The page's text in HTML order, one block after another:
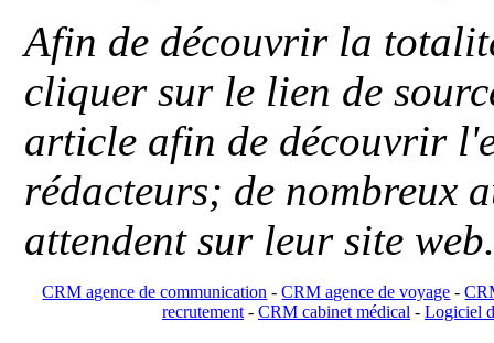
Afin de découvrir la
cliquer sur le lien de
article afin de découvrir
rédacteurs; de nombreux
attendent sur leur site
CRM agence de communication -CRM agence de voyage -
recrutement- CRM cabinet médical- Logiciel